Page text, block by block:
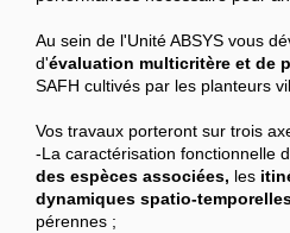
Au sein de l'Unité ABSYS vous
d'évaluation multicritère et de
SAFH cultivés par les planteurs
Vos travaux porteront sur trois
-La caractérisation fonctionnelle
des espèces associées, les
dynamiques spatio-
pérennes ;